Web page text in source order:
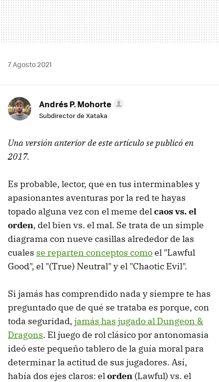
7 Agosto 2021
Andrés P. Mohorte
Subdirector de Xataka
Una versión anterior de este artículo se publicó en
2017.
Es probable, lector, que en tus interminables y
apasionantes aventuras por la red te hayas
topado alguna vez con el meme delcaos vs. el
orden, del bien vs. el mal. Se trata de un simple
diagrama con nueve casillas alrededor de las
cuales se reparten conceptos comoel "Lawful
Good", el "(True) Neutral" y el "Chaotic Evil".
Si jamás has comprendido nada y siempre te has
preguntado que de qué se trataba es porque, con
toda seguridad, jamás has jugado al Dungeon &
Dragons. El juego de rol clásico por antonomasia
ideó este pequeño tablero de la guía moral para
determinar la actitud de sus jugadores. Así,
había dos ejes claros: elorden (Lawful) vs. el